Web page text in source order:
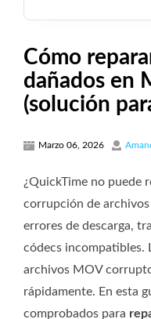
Cómo
dañados en
(solución
Marzo 06, 2026
¿QuickTime no puede
corrupción de
errores de descarga,
códecs incompatibles.
archivos MOV
rápidamente. En esta
comprobados para